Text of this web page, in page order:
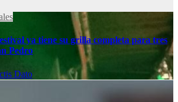
ya tiene su grilla completa para tres
Pedro
Dato